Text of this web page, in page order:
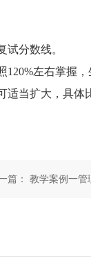
分数线。
左右掌握，
当扩大，具体
篇： 教学案例一管